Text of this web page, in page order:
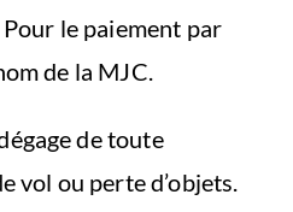
le paiement par
de la MJC.
de toute
vol ou perte d’objets.